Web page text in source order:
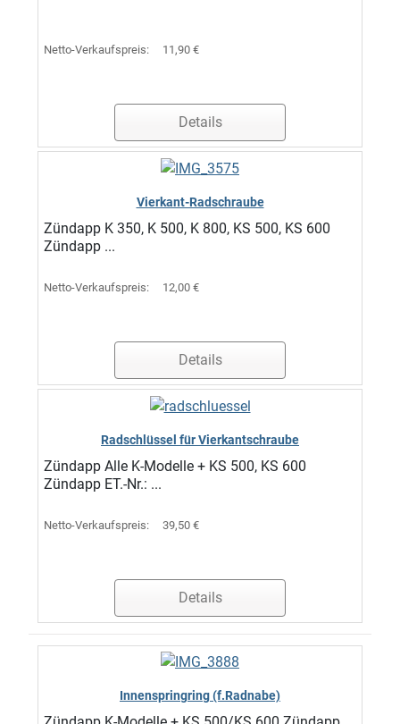
Netto-Verkaufspreis: 11,90 €
Details
Vierkant-Radschraube
Zündapp K 350, K 500, K 800, KS 500, KS 600
Zündapp ...
Netto-Verkaufspreis: 12,00 €
Details
Radschlüssel für Vierkantschraube
Zündapp Alle K-Modelle + KS 500, KS 600
Zündapp ET.-Nr.: ...
Netto-Verkaufspreis: 39,50 €
Details
Innenspringring (f.Radnabe)